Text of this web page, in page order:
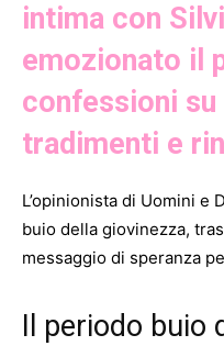
intima con
emozionato il
confessioni su
tradimenti e
L’opinionista di Uomini e
buio della giovinezza,
messaggio di speranza
Il periodo buio